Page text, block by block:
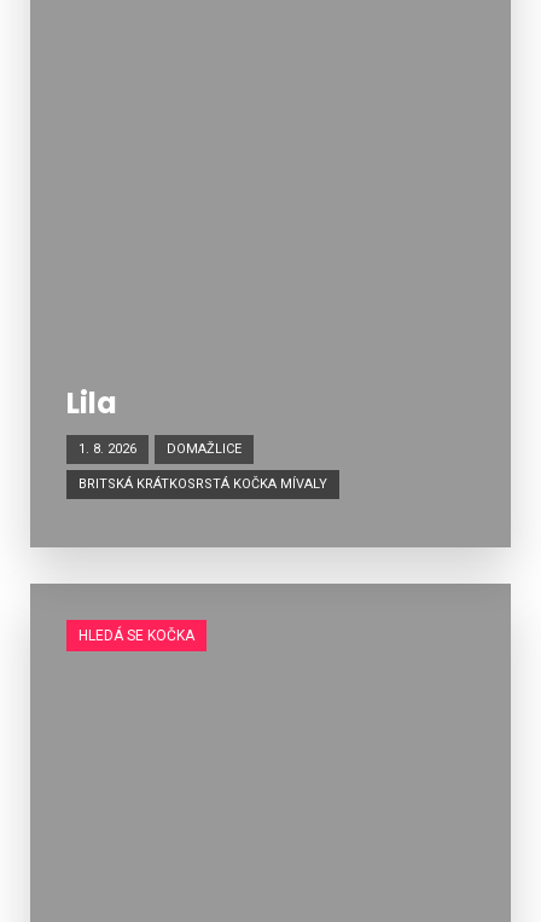
Lila
1. 8. 2026 DOMAŽLICE
BRITSKÁ KRÁTKOSRSTÁ KOČKA MÍVALY
HLEDÁ SE KOČKA